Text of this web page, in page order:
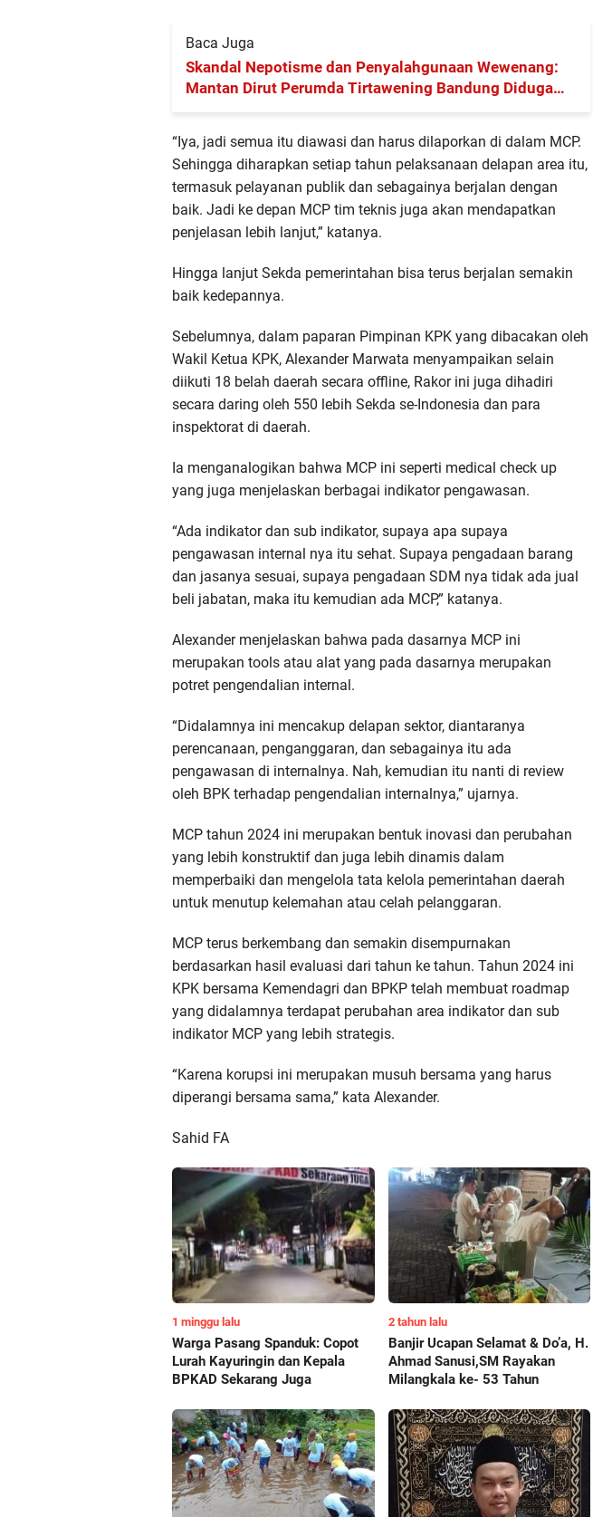
Baca Juga
Skandal Nepotisme dan Penyalahgunaan Wewenang:
Mantan Dirut Perumda Tirtawening Bandung Diduga
“Iya, jadi semua itu diawasi dan harus dilaporkan di dalam MCP.
Sehingga diharapkan setiap tahun pelaksanaan delapan area itu,
termasuk pelayanan publik dan sebagainya berjalan dengan
baik. Jadi ke depan MCP tim teknis juga akan mendapatkan
penjelasan lebih lanjut,” katanya.
Hingga lanjut Sekda pemerintahan bisa terus berjalan semakin
baik kedepannya.
Sebelumnya, dalam paparan Pimpinan KPK yang dibacakan oleh
Wakil Ketua KPK, Alexander Marwata menyampaikan selain
diikuti 18 belah daerah secara offline, Rakor ini juga dihadiri
secara daring oleh 550 lebih Sekda se-Indonesia dan para
inspektorat di daerah.
Ia menganalogikan bahwa MCP ini seperti medical check up
yang juga menjelaskan berbagai indikator pengawasan.
“Ada indikator dan sub indikator, supaya apa supaya
pengawasan internal nya itu sehat. Supaya pengadaan barang
dan jasanya sesuai, supaya pengadaan SDM nya tidak ada jual
beli jabatan, maka itu kemudian ada MCP,” katanya.
Alexander menjelaskan bahwa pada dasarnya MCP ini
merupakan tools atau alat yang pada dasarnya merupakan
potret pengendalian internal.
“Didalamnya ini mencakup delapan sektor, diantaranya
perencanaan, penganggaran, dan sebagainya itu ada
pengawasan di internalnya. Nah, kemudian itu nanti di review
oleh BPK terhadap pengendalian internalnya,” ujarnya.
MCP tahun 2024 ini merupakan bentuk inovasi dan perubahan
yang lebih konstruktif dan juga lebih dinamis dalam
memperbaiki dan mengelola tata kelola pemerintahan daerah
untuk menutup kelemahan atau celah pelanggaran.
MCP terus berkembang dan semakin disempurnakan
berdasarkan hasil evaluasi dari tahun ke tahun. Tahun 2024 ini
KPK bersama Kemendagri dan BPKP telah membuat roadmap
yang didalamnya terdapat perubahan area indikator dan sub
indikator MCP yang lebih strategis.
“Karena korupsi ini merupakan musuh bersama yang harus
diperangi bersama sama,” kata Alexander.
Sahid FA
1 minggu lalu
Warga Pasang Spanduk: Copot
Lurah Kayuringin dan Kepala
BPKAD Sekarang Juga
2 tahun lalu
Banjir Ucapan Selamat & Do’a, H.
Ahmad Sanusi,SM Rayakan
Milangkala ke- 53 Tahun